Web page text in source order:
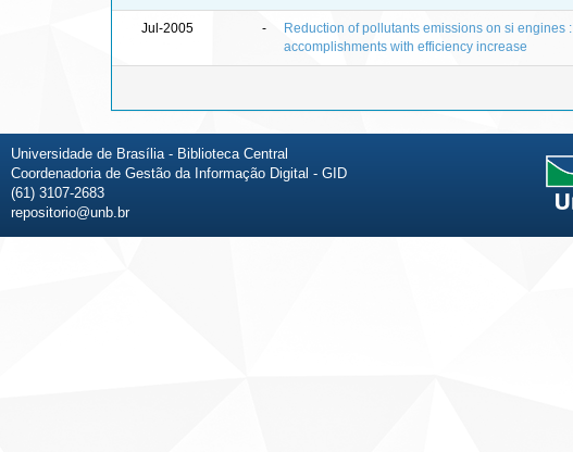
Jul-2005 -
Reduction of pollutants emissions on si engines :
accomplishments with efficiency increase
Universidade de Brasília - Biblioteca Central
Coordenadoria de Gestão da Informação Digital - GID
(61) 3107-2683
repositorio@unb.br